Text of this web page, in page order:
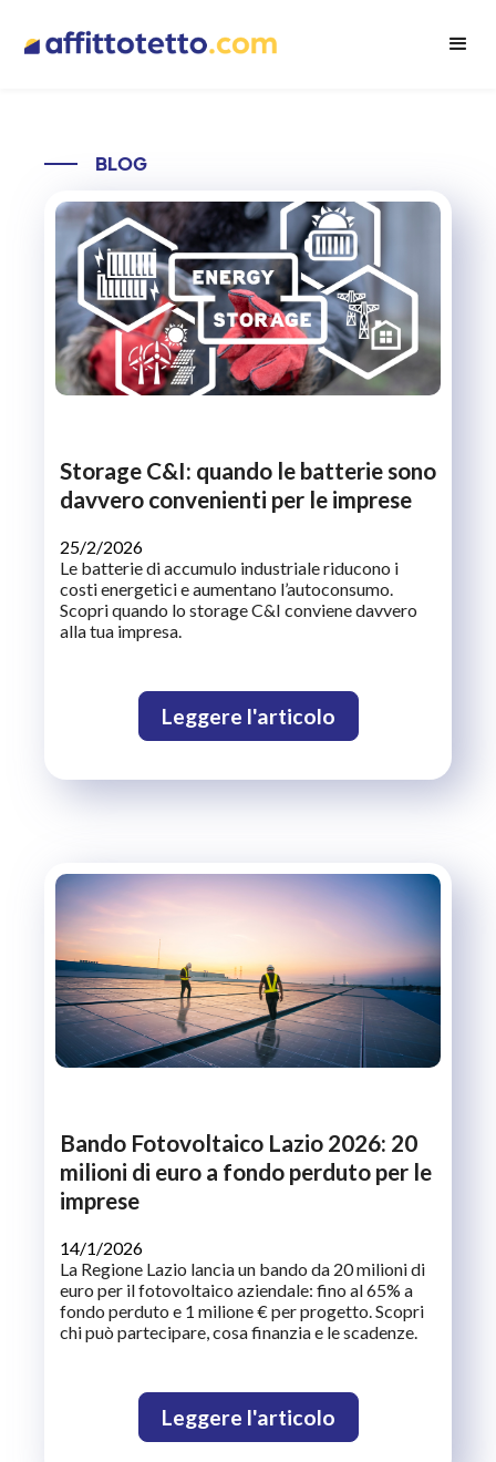
BLOG
Storage C&I: quando le batterie sono
davvero convenienti per le imprese
25/2/2026
Le batterie di accumulo industriale riducono i
costi energetici e aumentano l’autoconsumo.
Scopri quando lo storage C&I conviene davvero
alla tua impresa.
Leggere l'articolo
Bando Fotovoltaico Lazio 2026: 20
milioni di euro a fondo perduto per le
imprese
14/1/2026
La Regione Lazio lancia un bando da 20 milioni di
euro per il fotovoltaico aziendale: fino al 65% a
fondo perduto e 1 milione € per progetto. Scopri
chi può partecipare, cosa finanzia e le scadenze.
Leggere l'articolo